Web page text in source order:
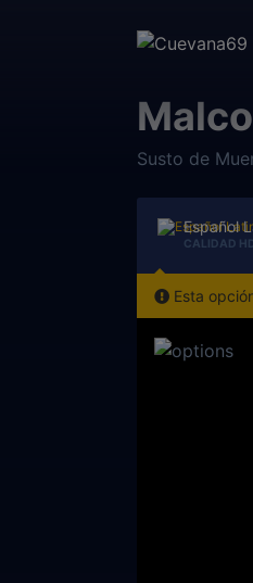
Susto de
Español
CALIDAD
Esta